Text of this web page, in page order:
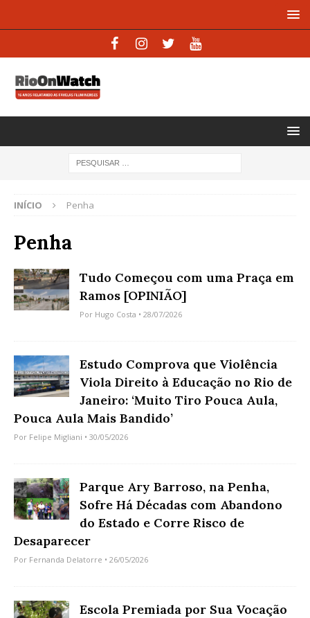
INÍCIO Penha
Penha
Tudo Começou com uma Praça em
Ramos [OPINIÃO]
Por Hugo Costa • 28/07/2026
Estudo Comprova que Violência
Viola Direito à Educação no Rio de
Janeiro: ‘Muito Tiro Pouca Aula,
Pouca Aula Mais Bandido’
Por Felipe Migliani • 30/05/2026
Parque Ary Barroso, na Penha,
Sofre Há Décadas com Abandono
do Estado e Corre Risco de
Desaparecer
Por Fernanda Delatorre • 26/05/2026
Escola Premiada por Sua Vocação